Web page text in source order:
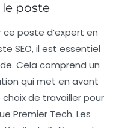
poste
poste d’expert en
SEO, il est essentiel
Cela comprend un
qui met en avant
de travailler pour
Premier Tech. Les